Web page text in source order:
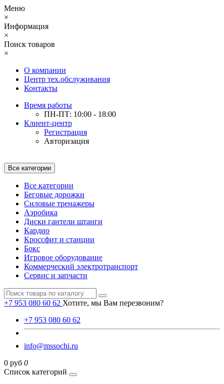
Меню
×
Информация
×
Поиск товаров
×
О компании
Центр тех.обслуживания
Контакты
Время работы
ПН-ПТ: 10:00 - 18:00
Клиент-центр
Регистрация
Авторизация
Все категории
Все категории
Беговые дорожки
Силовые тренажеры
Аэробика
Диски гантели штанги
Кардио
Кроссфит и станции
Бокс
Игровое оборудование
Коммерческий электротранспорт
Сервис и запчасти
+7 953 080 60 62 Хотите, мы Вам перезвоним?
+7 953 080 60 62
info@mssochi.ru
0 руб 0
Список категорий